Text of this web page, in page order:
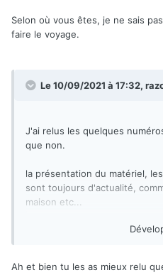
Selon où vous êtes, je ne sais
faire le voyage.
Le 10/09/2021 à 17:32,
J'ai relus les quelques
que non.
la présentation du matériel,
sont toujours d'actualité,
maison etc...
En fait youtube, ça n'a fait
edit:il me semble quecertains
Ah et bien tu les as mieux relu